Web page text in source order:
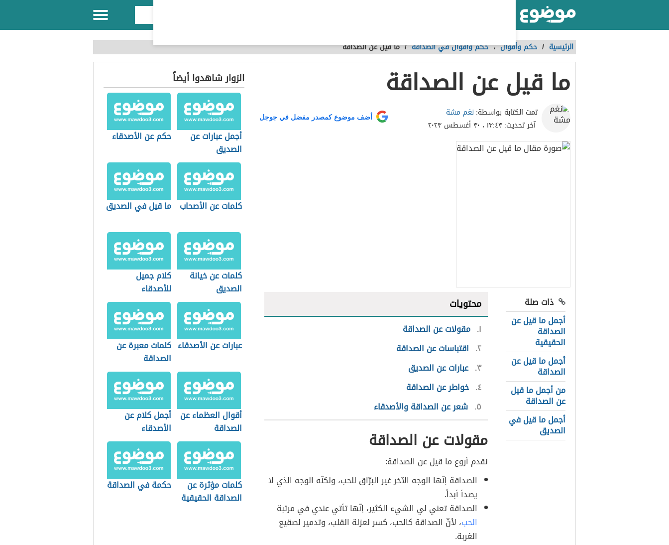
الرئيسية / حكم وأقوال،حكم وأقوال في الصداقة /ما قيل عن الصداقة
ما قيل عن الصداقة
تمت الكتابة بواسطة: نغم مشة
آخر تحديث:١٣:٤٣ ، ٣٠ أغسطس ٢٠٢٣
أضف موضوع كمصدر مفضل في جوجل
ذات صلة
أجمل ما قيل عن
الصداقة
الحقيقية
أجمل ما قيل عن
الصداقة
من أجمل ما قيل
عن الصداقة
أجمل ما قيل في
الصديق
محتويات
١ مقولات عن الصداقة
٢ اقتباسات عن الصداقة
٣ عبارات عن الصديق
٤ خواطر عن الصداقة
٥ شعر عن الصداقة والأصدقاء
مقولات عن الصداقة
نقدم أروع ما قيل عن الصداقة:
الصداقة إنّها الوجه الآخر غير البرّاق للحب، ولكنّه الوجه الذي لا
يصدأ أبداً.
الصداقة تعني لي الشيء الكثير، إنّها تأتي عندي في مرتبة
الحب، لأنّ الصداقة كالحب، كسر لعزلة القلب، وتدمير لصقيع
الغربة.
الزوار شاهدوا أيضاً
أجمل عبارات عن
الصديق
حكم عن الأصدقاء
كلمات عن الأصحاب ما قيل في الصديق
كلمات عن خيانة
الصديق
كلام جميل
للأصدقاء
عبارات عن الأصدقاء كلمات معبرة عن
الصداقة
أقوال العظماء عن
الصداقة
أجمل كلام عن
الأصدقاء
كلمات مؤثرة عن
الصداقة الحقيقية
حكمة في الصداقة